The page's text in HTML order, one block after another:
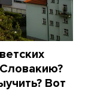
Вот